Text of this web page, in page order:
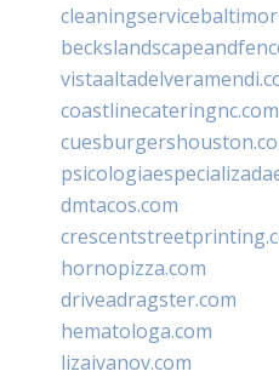
coastlinecateringnc.com
dmtacos.com
hornopizza.com
driveadragster.com
hematologa.com
lizaivanov.com